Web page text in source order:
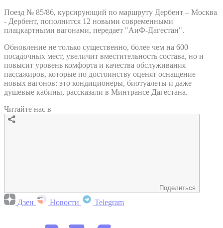
Поезд № 85/86, курсирующий по маршруту Дербент – Москва
- Дербент, пополнится 12 новыми современными
плацкартными вагонами, передает "АиФ-Дагестан".
Обновление не только существенно, более чем на 600
посадочных мест, увеличит вместительность состава, но и
повысит уровень комфорта и качества обслуживания
пассажиров, которые по достоинству оценят оснащение
новых вагонов: это кондиционеры, биотуалеты и даже
душевые кабины, рассказали в Минтрансе Дагестана.
Читайте нас в
Поделиться
Дзен Новости Telegram